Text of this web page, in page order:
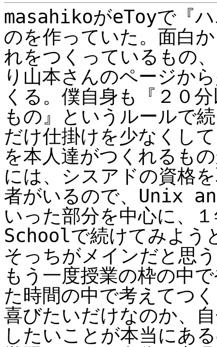
masahikoがeToyで『
のを作っていた。面白
れをつくっているもの
り山本さんのページか
くる。僕自身も『２０
もの』というルールで
だけ仕掛けを少なくし
を本人達がつくれるも
には、シスアドの資格
者がいるので、Unix
いった部分を中心に、
Schoolで続けてみよう
そっちがメインだと思
もう一度授業の枠の中
た時間の中で考えてつ
喜びたいだけなのか、
したいことが本当にあ